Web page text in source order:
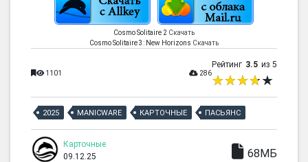
Cosmo Solitaire 2 Скачать
Cosmo Solitaire 3: New Horizons Скачать
1101 286
Рейтинг 3.5 из 5
2025 MANICWARE КАРТОЧНЫЕ ПАСЬЯНС
Карточные
09.12.25
68МБ